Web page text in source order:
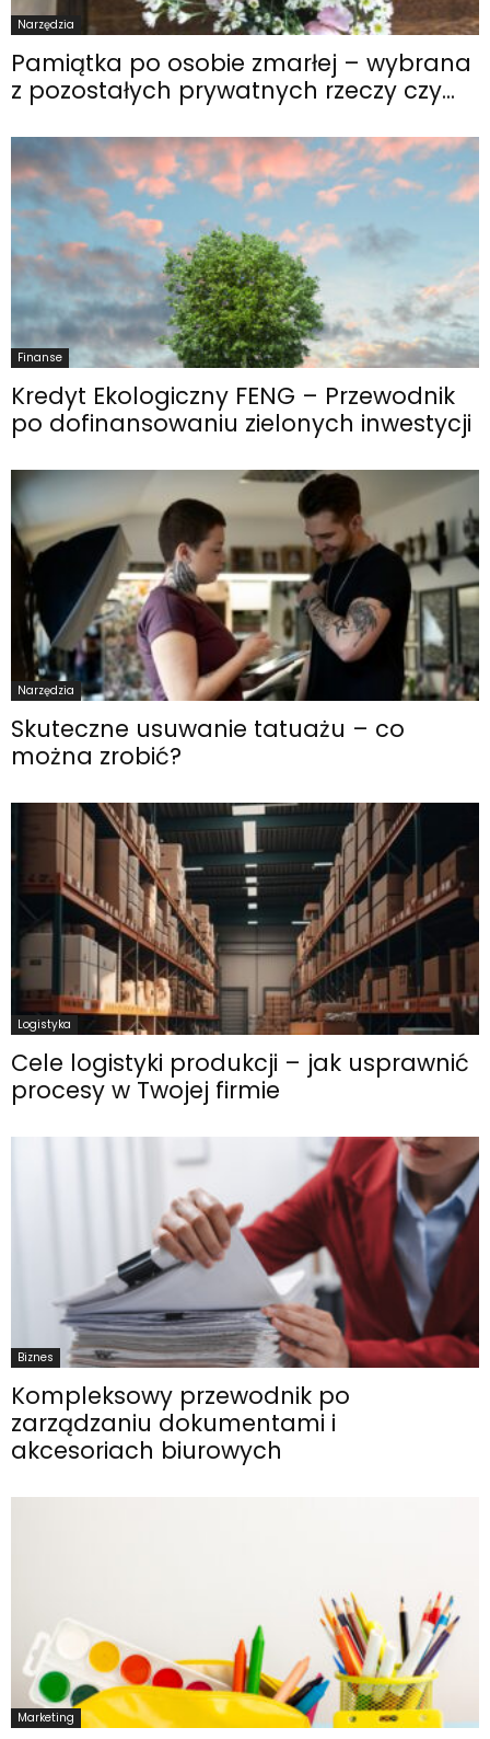
Narzędzia
Pamiątka po osobie zmarłej – wybrana
z pozostałych prywatnych rzeczy czy...
Finanse
Kredyt Ekologiczny FENG – Przewodnik
po dofinansowaniu zielonych inwestycji
Narzędzia
Skuteczne usuwanie tatuażu – co
można zrobić?
Logistyka
Cele logistyki produkcji – jak usprawnić
procesy w Twojej firmie
Biznes
Kompleksowy przewodnik po
zarządzaniu dokumentami i
akcesoriach biurowych
Marketing